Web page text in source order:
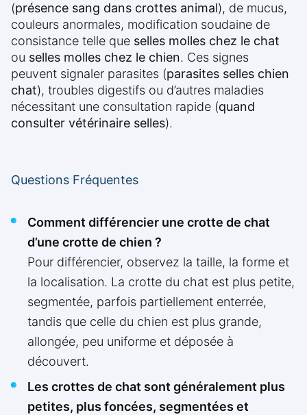
(présence sang dans crottes animal), de mucus,
couleurs anormales, modification soudaine de
consistance telle que selles molles chez le chat
ou selles molles chez le chien. Ces signes
peuvent signaler parasites (parasites selles chien
chat), troubles digestifs ou d’autres maladies
nécessitant une consultation rapide (quand
consulter vétérinaire selles).
Questions Fréquentes
Comment différencier une crotte de chat
d’une crotte de chien ?
Pour différencier, observez la taille, la forme et
la localisation. La crotte du chat est plus petite,
segmentée, parfois partiellement enterrée,
tandis que celle du chien est plus grande,
allongée, peu uniforme et déposée à
découvert.
Les crottes de chat sont généralement plus
petites, plus foncées, segmentées et